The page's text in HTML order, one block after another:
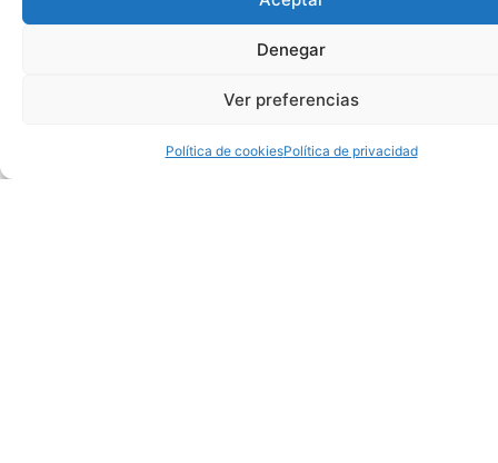
Denegar
Ver preferencias
Política de cookiesPolítica de privacidad
Este 27 de julio, las “Tardes de Habaneras” en la confluencia
de las calles comerciales Concepción con Fotógrafos
‘Adelis Freitez’ de Venezuela, que compitió en el Certamen en